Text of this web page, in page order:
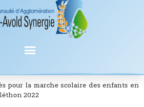
pour la marche scolaire des enfants en
2022